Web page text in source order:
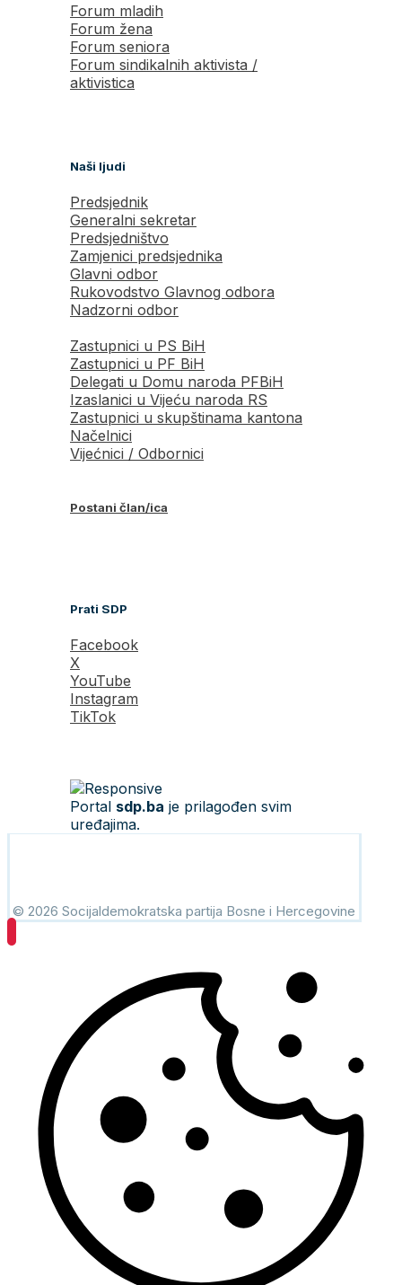
Forum mladih
Forum žena
Forum seniora
Forum sindikalnih aktivista /
aktivistica
Naši ljudi
Predsjednik
Generalni sekretar
Predsjedništvo
Zamjenici predsjednika
Glavni odbor
Rukovodstvo Glavnog odbora
Nadzorni odbor
Zastupnici u PS BiH
Zastupnici u PF BiH
Delegati u Domu naroda PFBiH
Izaslanici u Vijeću naroda RS
Zastupnici u skupštinama kantona
Načelnici
Vijećnici / Odbornici
Postani član/ica
Prati SDP
Facebook
X
YouTube
Instagram
TikTok
Portal sdp.ba je prilagođen svim
uređajima.
© 2026 Socijaldemokratska partija Bosne i Hercegovine